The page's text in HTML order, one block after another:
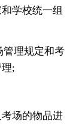
学校统一组
理规定和考
;
场的物品进